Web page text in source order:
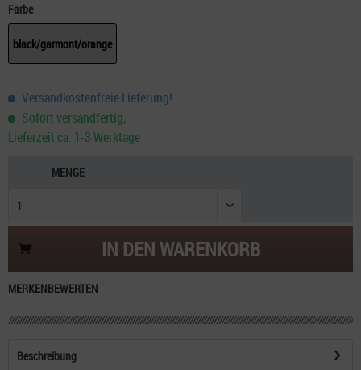
Farbe
black/garmont/orange
Versandkostenfreie Lieferung!
Sofort versandfertig,
Lieferzeit ca. 1-3 Werktage
MENGE
IN DENWARENKORB
MERKENBEWERTEN
Beschreibung